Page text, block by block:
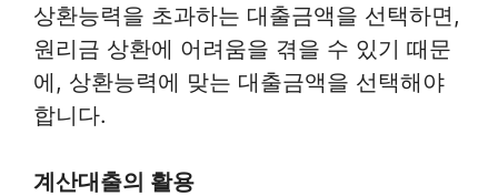
상환능력을 초과하는 대출금액을 선택하면,
원리금 상환에 어려움을 겪을 수 있기 때문
에, 상환능력에 맞는 대출금액을 선택해야
합니다.
계산대출의 활용